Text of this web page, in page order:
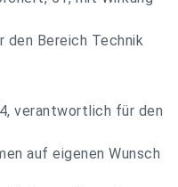
den Bereich Technik
verantwortlich für den
auf eigenen Wunsch